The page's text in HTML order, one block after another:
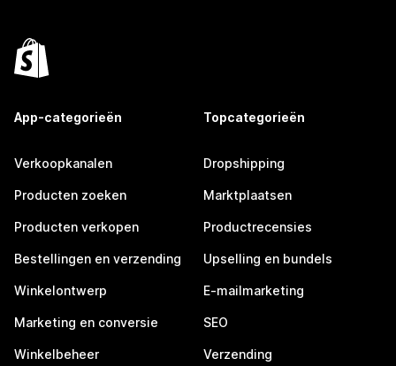
App-categorieën
Verkoopkanalen
Producten zoeken
Producten verkopen
Bestellingen en verzending
Winkelontwerp
Marketing en conversie
Winkelbeheer
Topcategorieën
Dropshipping
Marktplaatsen
Productrecensies
Upselling en bundels
E-mailmarketing
SEO
Verzending